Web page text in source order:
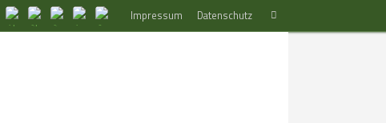
Impressum Datenschutz
nach:
Suchen